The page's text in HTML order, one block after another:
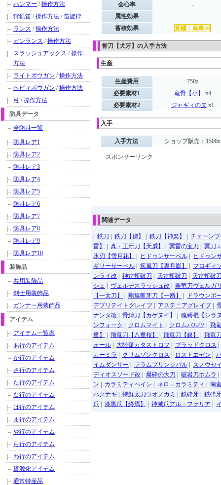
会心率
-
属性効果
-
蓄積効果
覚醒：麻痺50
骨刀【犬牙】の入手方法
生産
生産費用
750z
必要素材1
竜骨【小】
x4
必要素材2
ジャギィの皮 x1
入手
入手方法 ショップ販売：1500z
スポンサーリンク
関連データ
鉄刀 鉄刀【禊】 鉄刀【神楽】
チェーン
雷】
真・王牙刀【天威】 冥雷の宝刀
冥刀
氷刃【雪月花】
ヒドゥンサーベル
ヒドゥン
ギリーサーベル
疾風刀【裏月影】
フロギィ
ンライ改
神雷斬破刀 天雷斬破刀
天雷斬破
シュ
ヴェルデスラッシュ改
翠竜刀ヴェルガ
【一太刀】
剛旋断牙刀【一断】
ドラウンポ
デブリテイトグレイブ
アステニアグレイブ
ナンタ改
骨縛刀【カゲヌイ】
魂縛棍【シラ
ンフォーク
クロムマイト クロムバルツ
飛
重】
飛竜刀【八重桜】 飛竜刀【銀】
飛竜
ォール
大陸薙カタストロフ ブラッドクロス
カーミラ
クリムゾンクロス ロストエデン
イムダンサー
フラムプリンシパル
スノウセ
ディオスソード改
爆砕の大刀 破岩刀ホムラ
ン
カラミティペイン ネロ＝カラミティ
南
ハクナギ
特鮮太刀ウオノカミ 鉄砕牙
鉄砕
爪
漆黒爪【終焉】 神滅爪アル・ファリア
ハンマー /操作方法
狩猟笛 /操作方法 /笛旋律
ランス /操作方法
ガンランス /操作方法
スラッシュアックス /操作
方法
ライトボウガン /操作方法
ヘビィボウガン /操作方法
弓 /操作方法
防具データ
全防具一覧
防具レア1
防具レア2
防具レア3
防具レア4
防具レア5
防具レア6
防具レア7
防具レア8
防具レア9
防具レア10
装飾品
共用装飾品
剣士用装飾品
ガンナー用装飾品
アイテム
アイテム一覧表
あ行のアイテム
か行のアイテム
さ行のアイテム
た行のアイテム
な行のアイテム
は行のアイテム
ま行のアイテム
や行のアイテム
ら行のアイテム
わ行のアイテム
資源化アイテム
通常特産品